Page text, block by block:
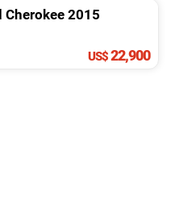
Cherokee 2015
US$22,900